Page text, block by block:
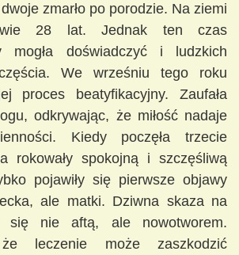
zmarło po porodzie. Na ziemi
28 lat. Jednak ten czas
mogła doświadczyć i ludzkich
We wrześniu tego roku
proces beatyfikacyjny. Zaufała
odkrywając, że miłość nadaje
Kiedy poczęła trzecie
rokowały spokojną i szczęśliwą
pojawiły się pierwsze objawy
ale matki. Dziwna skaza na
się nie aftą, ale nowotworem.
że leczenie może zaszkodzić